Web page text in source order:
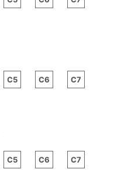
C5 C6 C7
C5 C6 C7